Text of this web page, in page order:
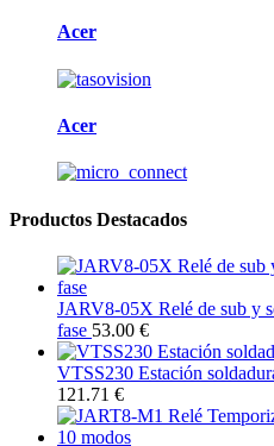
Acer
Acer
Productos Destacados
JARV8-05X Relé de sub y
fase 53.00 €
VTSS230 Estación
121.71 €